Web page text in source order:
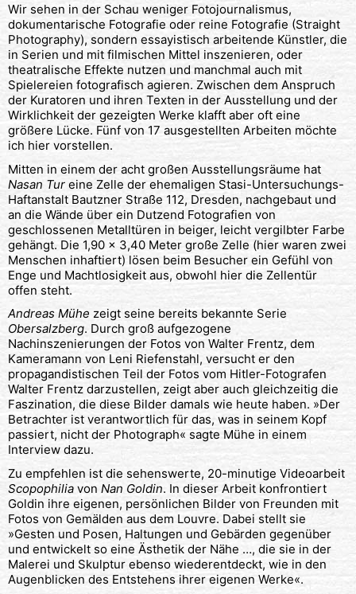
Wir sehen in der Schau weniger Fotojournalismus,
dokumentarische Fotografie oder reine Fotografie (Straight
Photography), sondern essayistisch arbeitende Künstler, die
in Serien und mit filmischen Mittel inszenieren, oder
theatralische Effekte nutzen und manchmal auch mit
Spielereien fotografisch agieren. Zwischen dem Anspruch
der Kuratoren und ihren Texten in der Ausstellung und der
Wirklichkeit der gezeigten Werke klafft aber oft eine
größere Lücke. Fünf von 17 ausgestellten Arbeiten möchte
ich hier vorstellen.
Mitten in einem der acht großen Ausstellungsräume hat
Nasan Tur eine Zelle der ehemaligen Stasi-Untersuchungs-
Haftanstalt Bautzner Straße 112, Dresden, nachgebaut und
an die Wände über ein Dutzend Fotografien von
geschlossenen Metalltüren in beiger, leicht vergilbter Farbe
gehängt. Die 1,90 x 3,40 Meter große Zelle (hier waren zwei
Menschen inhaftiert) lösen beim Besucher ein Gefühl von
Enge und Machtlosigkeit aus, obwohl hier die Zellentür
offen steht.
Andreas Mühe zeigt seine bereits bekannte Serie
Obersalzberg. Durch groß aufgezogene
Nachinszenierungen der Fotos von Walter Frentz, dem
Kameramann von Leni Riefenstahl, versucht er den
propagandistischen Teil der Fotos vom Hitler-Fotografen
Walter Frentz darzustellen, zeigt aber auch gleichzeitig die
Faszination, die diese Bilder damals wie heute haben. »Der
Betrachter ist verantwortlich für das, was in seinem Kopf
passiert, nicht der Photograph« sagte Mühe in einem
Interview dazu.
Zu empfehlen ist die sehenswerte, 20-minutige Videoarbeit
Scopophilia von Nan Goldin. In dieser Arbeit konfrontiert
Goldin ihre eigenen, persönlichen Bilder von Freunden mit
Fotos von Gemälden aus dem Louvre. Dabei stellt sie
»Gesten und Posen, Haltungen und Gebärden gegenüber
und entwickelt so eine Ästhetik der Nähe …, die sie in der
Malerei und Skulptur ebenso wiederentdeckt, wie in den
Augenblicken des Entstehens ihrer eigenen Werke«.